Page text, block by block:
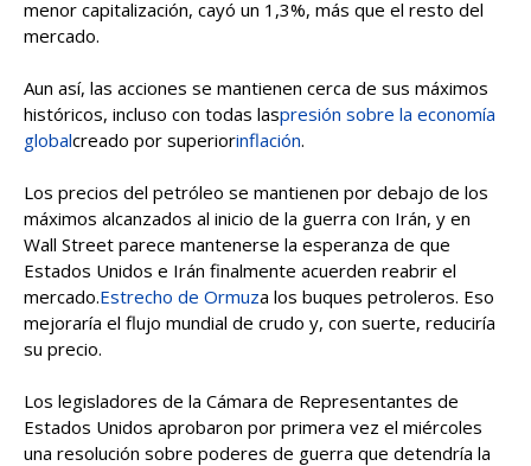
menor capitalización, cayó un 1,3%, más que el resto del
mercado.
Aun así, las acciones se mantienen cerca de sus máximos
históricos, incluso con todas laspresión sobre la economía
globalcreado por superiorinflación.
Los precios del petróleo se mantienen por debajo de los
máximos alcanzados al inicio de la guerra con Irán, y en
Wall Street parece mantenerse la esperanza de que
Estados Unidos e Irán finalmente acuerden reabrir el
mercado.Estrecho de Ormuza los buques petroleros. Eso
mejoraría el flujo mundial de crudo y, con suerte, reduciría
su precio.
Los legisladores de la Cámara de Representantes de
Estados Unidos aprobaron por primera vez el miércoles
una resolución sobre poderes de guerra que detendría la